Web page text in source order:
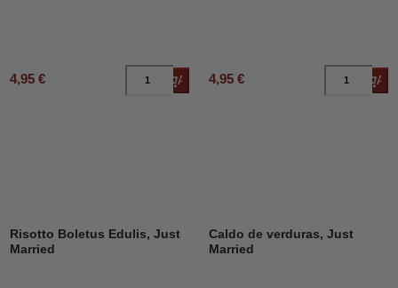
4,95 € Añadir al carrito
4,95 €
Risotto Boletus Edulis, Just
Married
Caldo de verduras, Just
Married